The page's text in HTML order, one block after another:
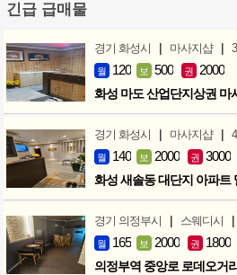
긴급 급매물
경기 화성시 | 마사지샵 |
월 120 보 500 권 2000
화성 마도 산업단지상권 마
경기 화성시 | 마사지샵 |
월 140 보 2000 권 3000
화성 새솔동 대단지 아파트
경기 의정부시 | 스웨디시 |
월 165 보 2000 권 1800
의정부역 중앙로 로데오거